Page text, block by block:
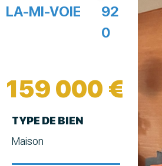
LA-MI-VOIE
92
0
159 000 €
TYPE DE BIEN
Maison